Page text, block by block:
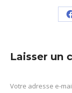
Laisser un
Votre adresse e-